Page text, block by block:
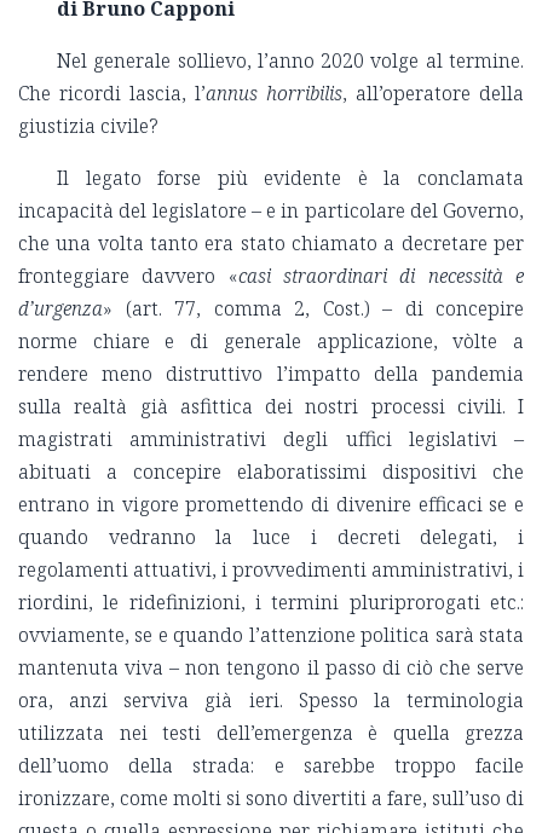
di Bruno Capponi
Nel generale sollievo, l’anno 2020 volge al termine.
Che ricordi lascia, l’annus horribilis, all’operatore della
giustizia civile?
Il legato forse più evidente è la conclamata
incapacità del legislatore – e in particolare del Governo,
che una volta tanto era stato chiamato a decretare per
fronteggiare davvero «casi straordinari di necessità e
d’urgenza» (art. 77, comma 2, Cost.) – di concepire
norme chiare e di generale applicazione, vòlte a
rendere meno distruttivo l’impatto della pandemia
sulla realtà già asfittica dei nostri processi civili. I
magistrati amministrativi degli uffici legislativi –
abituati a concepire elaboratissimi dispositivi che
entrano in vigore promettendo di divenire efficaci se e
quando vedranno la luce i decreti delegati, i
regolamenti attuativi, i provvedimenti amministrativi, i
riordini, le ridefinizioni, i termini pluriprorogati etc.:
ovviamente, se e quando l’attenzione politica sarà stata
mantenuta viva – non tengono il passo di ciò che serve
ora, anzi serviva già ieri. Spesso la terminologia
utilizzata nei testi dell’emergenza è quella grezza
dell’uomo della strada: e sarebbe troppo facile
ironizzare, come molti si sono divertiti a fare, sull’uso di